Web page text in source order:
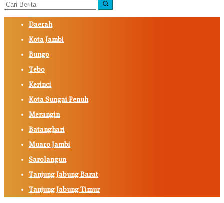
Daerah
Kota Jambi
Bungo
Tebo
Kerinci
Kota Sungai Penuh
Merangin
Batanghari
Muaro Jambi
Sarolangun
Tanjung Jabung Barat
Tanjung Jabung Timur